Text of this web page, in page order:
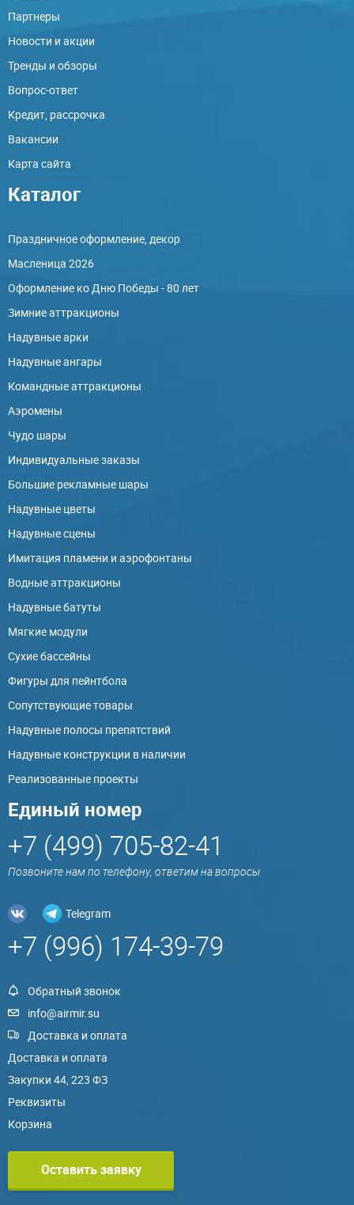
Партнеры
Новости и акции
Тренды и обзоры
Вопрос-ответ
Кредит, рассрочка
Вакансии
Карта сайта
Каталог
Праздничное оформление, декор
Масленица 2026
Оформление ко Дню Победы - 80 лет
Зимние аттракционы
Надувные арки
Надувные ангары
Командные аттракционы
Аэромены
Чудо шары
Индивидуальные заказы
Большие рекламные шары
Надувные цветы
Надувные сцены
Имитация пламени и аэрофонтаны
Водные аттракционы
Надувные батуты
Мягкие модули
Сухие бассейны
Фигуры для пейнтбола
Сопутствующие товары
Надувные полосы препятствий
Надувные конструкции в наличии
Реализованные проекты
Единый номер
+7 (499) 705-82-41
Позвоните нам по телефону, ответим на вопросы
Telegram
+7 (996) 174-39-79
Обратный звонок
info@airmir.su
Доставка и оплата
Доставка и оплата
Закупки 44, 223 ФЗ
Реквизиты
Корзина
Оставить заявку